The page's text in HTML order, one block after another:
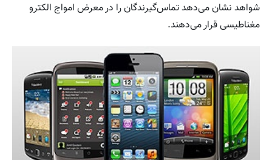
شواهد نشان می‌دهد تماس‌گیرندگان را در معرض امواج الکترو
مغناطیسی قرار می‌دهند.